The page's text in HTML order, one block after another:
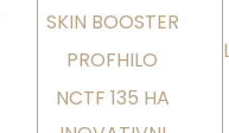
SKIN BOOSTER
PROFHILO
NCTF 135 HA